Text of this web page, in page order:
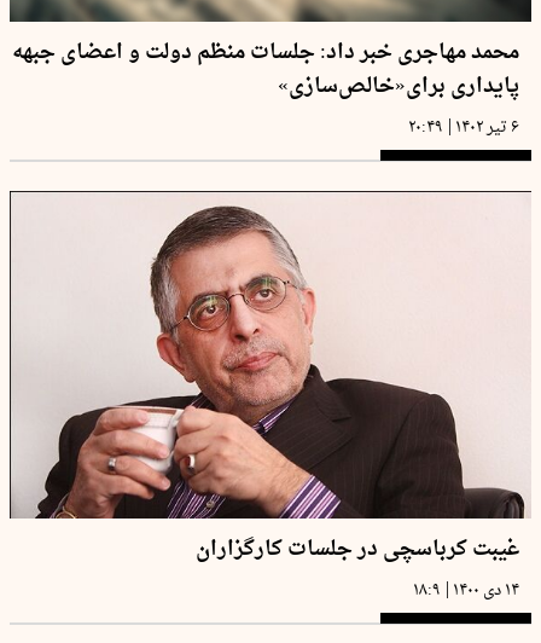
محمد مهاجری خبر داد: جلسات منظم دولت و ‌اعضای جبهه
پایداری‌ برای«خالص‌سازی»
۶ تیر ۱۴۰۲ | ۲۰:۴۹
غیبت کرباسچی در جلسات کارگزاران
۱۴ دی ۱۴۰۰ | ۱۸:۹